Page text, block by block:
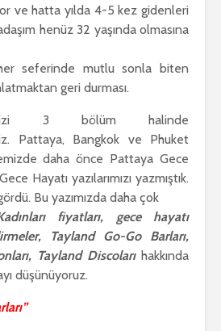
ve hatta yılda 4-5 kez gidenleri
henüz 32 yaşında olmasına
seferinde mutlu sonla biten
geri durması.
3 bölüm halinde
Pattaya, Bangkok ve Phuket
daha önce Pattaya Gece
Hayatı yazılarımızı yazmıştık.
Bu yazımızda daha çok
fiyatları, gece hayatı
Tayland Go-Go Barları,
Tayland Discolarıhakkında
düşünüyoruz.